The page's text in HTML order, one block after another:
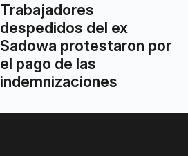
Trabajadores
despedidos del ex
Sadowa protestaron por
el pago de las
indemnizaciones